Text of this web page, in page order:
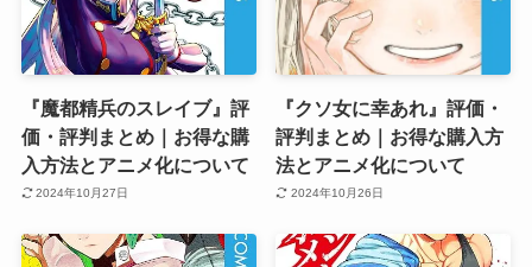
『魔都精兵のスレイブ』評
価・評判まとめ｜お得な購
入方法とアニメ化について
2024年10月27日
『クソ女に幸あれ』評価・
評判まとめ｜お得な購入方
法とアニメ化について
2024年10月26日